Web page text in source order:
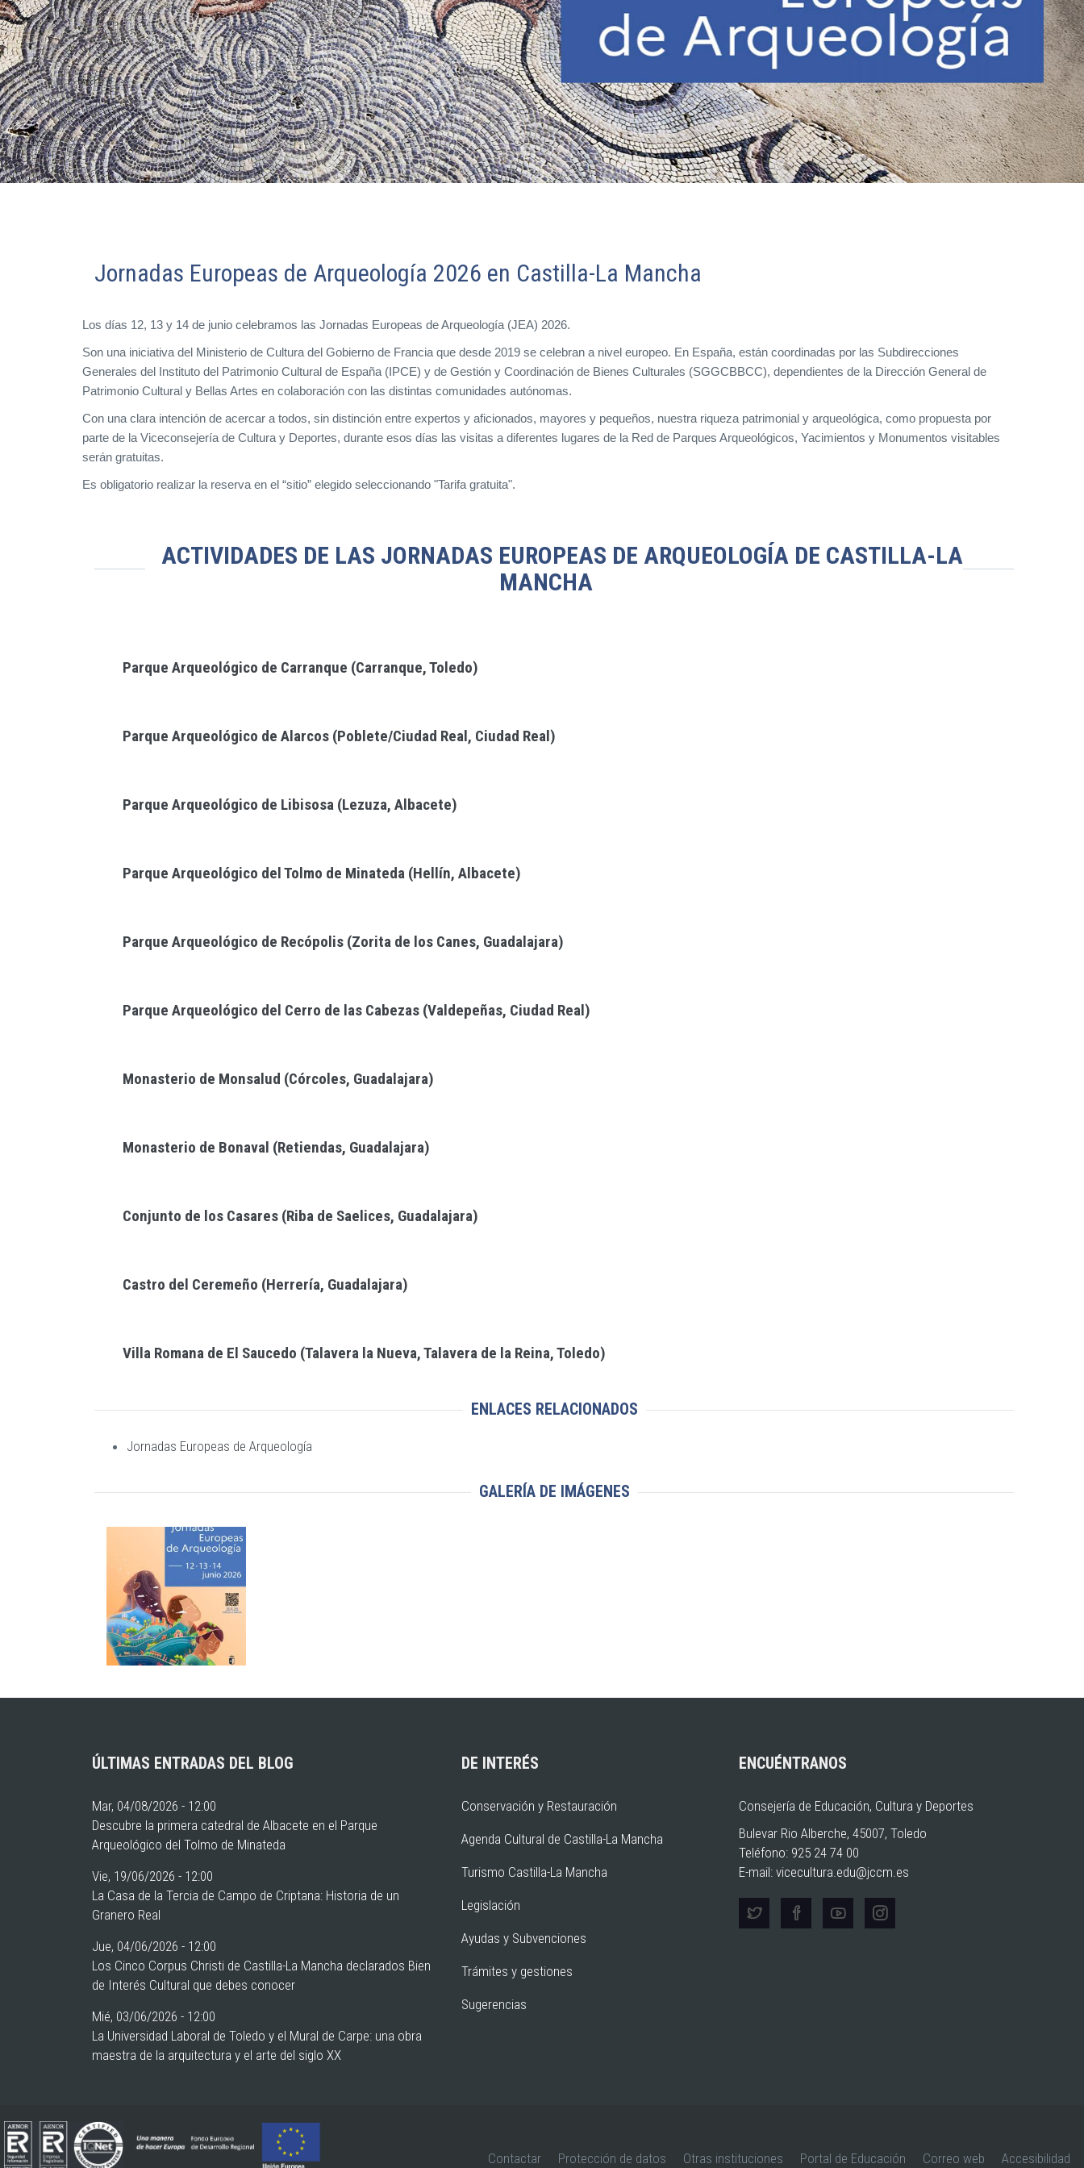
Jornadas Europeas de Arqueología 2026 en Castilla-La Mancha
Los días 12, 13 y 14 de junio celebramos las Jornadas Europeas de Arqueología (JEA) 2026.
Son una iniciativa del Ministerio de Cultura del Gobierno de Francia que desde 2019 se celebran a nivel europeo. En España, están coordinadas por las Subdirecciones
Generales del Instituto del Patrimonio Cultural de España (IPCE) y de Gestión y Coordinación de Bienes Culturales (SGGCBBCC), dependientes de la Dirección General de
Patrimonio Cultural y Bellas Artes en colaboración con las distintas comunidades autónomas.
Con una clara intención de acercar a todos, sin distinción entre expertos y aficionados, mayores y pequeños, nuestra riqueza patrimonial y arqueológica, como propuesta por
parte de la Viceconsejería de Cultura y Deportes, durante esos días las visitas a diferentes lugares de la Red de Parques Arqueológicos, Yacimientos y Monumentos visitables
serán gratuitas.
Es obligatorio realizar la reserva en el “sitio” elegido seleccionando "Tarifa gratuita".
ACTIVIDADES DE LAS JORNADAS EUROPEAS DE ARQUEOLOGÍA DE CASTILLA-LA
MANCHA
Parque Arqueológico de Carranque (Carranque, Toledo)
Parque Arqueológico de Alarcos (Poblete/Ciudad Real, Ciudad Real)
Parque Arqueológico de Libisosa (Lezuza, Albacete)
Parque Arqueológico del Tolmo de Minateda (Hellín, Albacete)
Parque Arqueológico de Recópolis (Zorita de los Canes, Guadalajara)
Parque Arqueológico del Cerro de las Cabezas (Valdepeñas, Ciudad Real)
Monasterio de Monsalud (Córcoles, Guadalajara)
Monasterio de Bonaval (Retiendas, Guadalajara)
Conjunto de los Casares (Riba de Saelices, Guadalajara)
Castro del Ceremeño (Herrería, Guadalajara)
Villa Romana de El Saucedo (Talavera la Nueva, Talavera de la Reina, Toledo)
ENLACES RELACIONADOS
Jornadas Europeas de Arqueología
GALERÍA DE IMÁGENES
ÚLTIMAS ENTRADAS DEL BLOG
Mar, 04/08/2026 - 12:00
Descubre la primera catedral de Albacete en el Parque
Arqueológico del Tolmo de Minateda
Vie, 19/06/2026 - 12:00
La Casa de la Tercia de Campo de Criptana: Historia de un
Granero Real
Jue, 04/06/2026 - 12:00
Los Cinco Corpus Christi de Castilla-La Mancha declarados Bien
de Interés Cultural que debes conocer
Mié, 03/06/2026 - 12:00
La Universidad Laboral de Toledo y el Mural de Carpe: una obra
maestra de la arquitectura y el arte del siglo XX
DE INTERÉS
Conservación y Restauración
Agenda Cultural de Castilla-La Mancha
Turismo Castilla-La Mancha
Legislación
Ayudas y Subvenciones
Trámites y gestiones
Sugerencias
ENCUÉNTRANOS
Consejería de Educación, Cultura y Deportes
Bulevar Rio Alberche, 45007, Toledo
Teléfono: 925 24 74 00
E-mail: vicecultura.edu@jccm.es
Contactar Protección de datos Otras instituciones Portal de Educación Correo web Accesibilidad